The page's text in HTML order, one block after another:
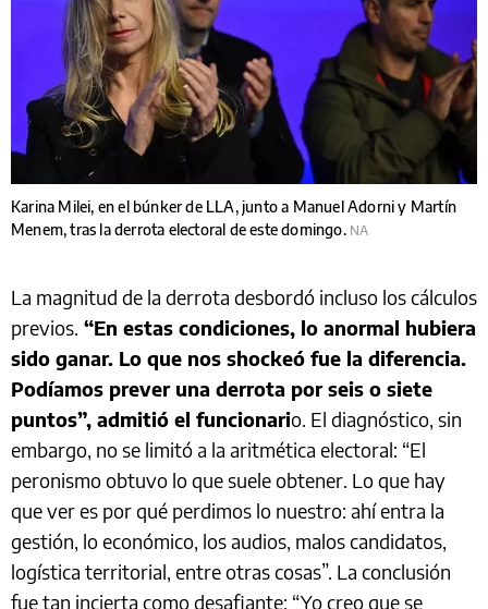
Karina Milei, en el búnker de LLA, junto a Manuel Adorni y Martín
Menem, tras la derrota electoral de este domingo. NA
La magnitud de la derrota desbordó incluso los cálculos
previos. “En estas condiciones, lo anormal hubiera
sido ganar. Lo que nos shockeó fue la diferencia.
Podíamos prever una derrota por seis o siete
puntos”, admitió el funcionario. El diagnóstico, sin
embargo, no se limitó a la aritmética electoral: “El
peronismo obtuvo lo que suele obtener. Lo que hay
que ver es por qué perdimos lo nuestro: ahí entra la
gestión, lo económico, los audios, malos candidatos,
logística territorial, entre otras cosas”. La conclusión
fue tan incierta como desafiante: “Yo creo que se